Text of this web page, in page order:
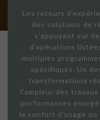
Les retours
des solutions de
s'appuyant sur
d'opérations
multiples
spécifiques. Un
transformations
l'ampleur des
performances
le confort d'usage